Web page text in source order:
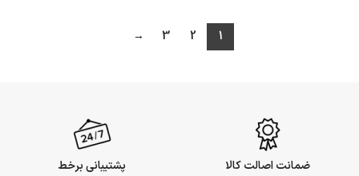
1
2
3
→
ضمانت اصالت کالا پشتیبانی برخط